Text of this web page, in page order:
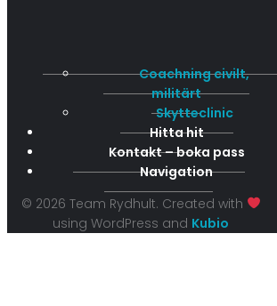
Coachning civilt,
militärt
Skytteclinic
Hitta hit
Kontakt – boka pass
Navigation
© 2026 Team Rydhult. Created with
using WordPress and Kubio